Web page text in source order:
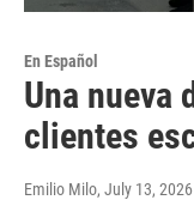
En Español
Una nueva
clientes
Emilio Milo, July 13, 2026